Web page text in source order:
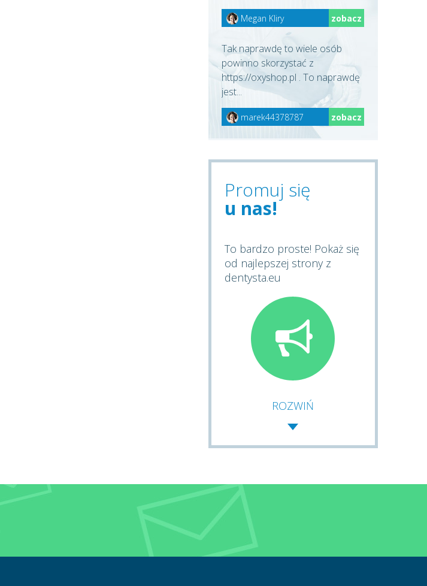
Megan Kliry zobacz
Tak naprawdę to wiele osób
powinno skorzystać z
https://oxyshop.pl . To naprawdę
jest...
marek44378787 zobacz
Promuj się
u nas!
To bardzo proste! Pokaż się
od najlepszej strony z
dentysta.eu
ROZWIŃ